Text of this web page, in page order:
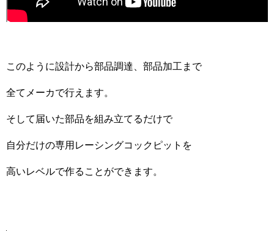
このように設計から部品調達、部品加工まで
全てメーカで行えます。
そして届いた部品を組み立てるだけで
自分だけの専用レーシングコックピットを
高いレベルで作ることができます。